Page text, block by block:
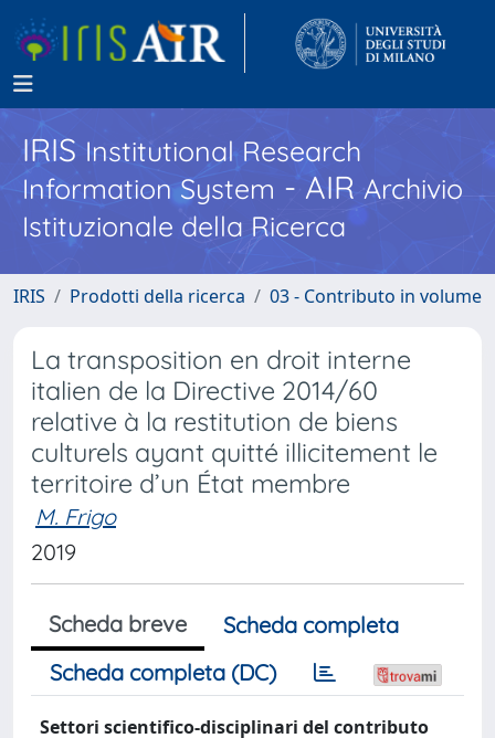
IRISInstitutional Research
Information System - AIR Archivio
Istituzionale della Ricerca
IRIS Prodotti della ricerca 03 - Contributo in volume
La transposition en droit interne
italien de la Directive 2014/60
relative à la restitution de biens
culturels ayant quitté illicitement le
territoire d’un État membre
M. Frigo
2019
Scheda breve
Scheda completa
Scheda completa (DC)
Settori scientifico-disciplinari del contributo